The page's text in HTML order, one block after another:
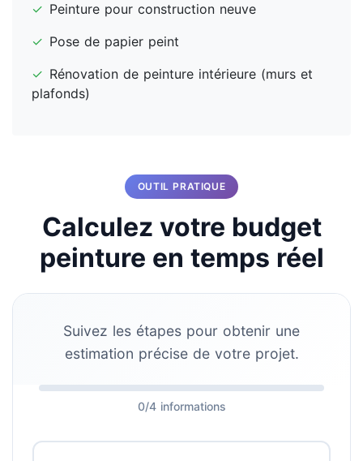
✓ Peinture pour construction neuve
✓ Pose de papier peint
✓ Rénovation de peinture intérieure (murs et
plafonds)
OUTIL PRATIQUE
Calculez votre budget
peinture en temps réel
Suivez les étapes pour obtenir une
estimation précise de votre projet.
0/4 informations